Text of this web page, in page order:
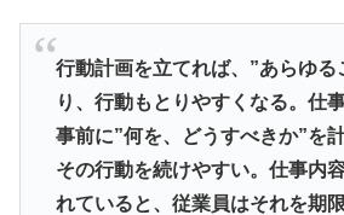
行動計画を立てれば、”あらゆる
り、行動もとりやすくなる。 仕
事前に”何を、どうすべきか”を
その行動を続けやすい。 仕事内
れていると、 従業員はそれを期